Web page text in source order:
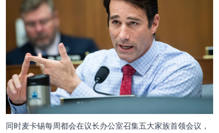
同时麦卡锡每周都会在议长办公室召集五大家族首领会议，